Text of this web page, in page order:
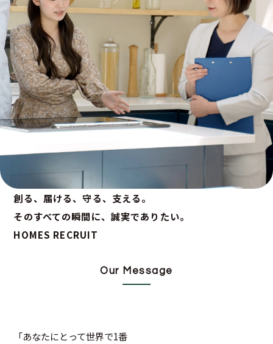
創る、届ける、守る、支える。
そのすべての瞬間に、誠実でありたい。
HOMES RECRUIT
Our Message
「あなたにとって世界で1番